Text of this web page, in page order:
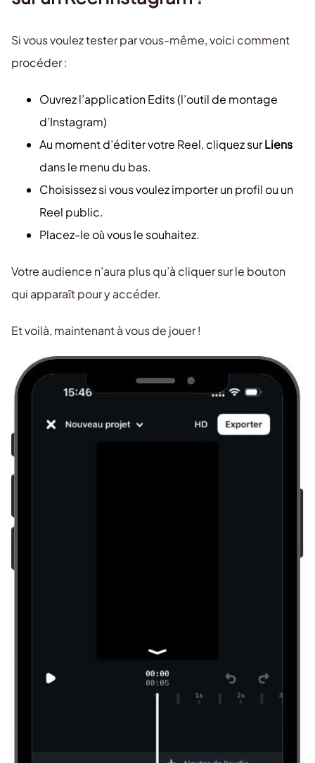
Si vous voulez tester par vous-même, voici comment
procéder :
Ouvrez l’application Edits (l’outil de montage
d’Instagram)
Au moment d’éditer votre Reel, cliquez surLiens
dans le menu du bas.
Choisissez si vous voulez importer un profil ou un
Reel public.
Placez-le où vous le souhaitez.
Votre audience n’aura plus qu’à cliquer sur le bouton
qui apparaît pour y accéder.
Et voilà, maintenant à vous de jouer !